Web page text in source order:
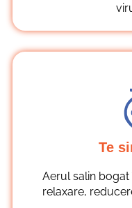
Te
Aerul salin bogat
relaxare,